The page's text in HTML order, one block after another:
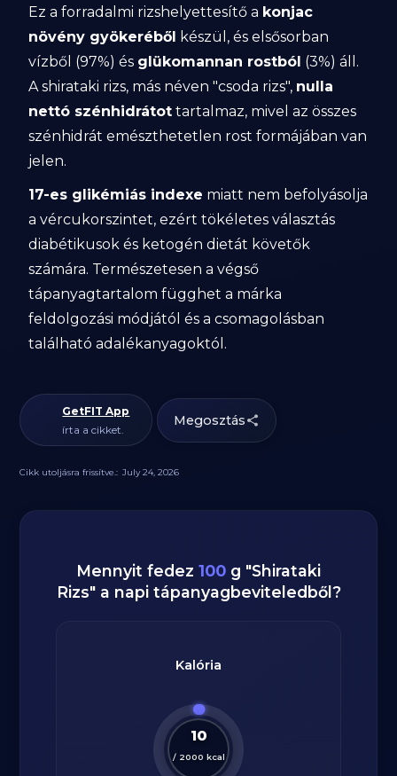
Ez a forradalmi rizshelyettesítő a konjac
növény gyökeréből készül, és elsősorban
vízből (97%) és glükomannan rostból (3%) áll.
A shirataki rizs, más néven "csoda rizs", nulla
nettó szénhidrátot tartalmaz, mivel az összes
szénhidrát emészthetetlen rost formájában van
jelen.
17-es glikémiás indexe miatt nem befolyásolja
a vércukorszintet, ezért tökéletes választás
diabétikusok és ketogén dietát követők
számára. Természetesen a végső
tápanyagtartalom függhet a márka
feldolgozási módjától és a csomagolásban
található adalékanyagoktól.
GetFIT App
írta a cikket.
Megosztás
Cikk utoljásra frissítve.: July 24, 2026
Mennyit fedez 100 g "Shirataki
Rizs" a napi tápanyagbeviteledből?
Kalória
10
/ 2000 kcal